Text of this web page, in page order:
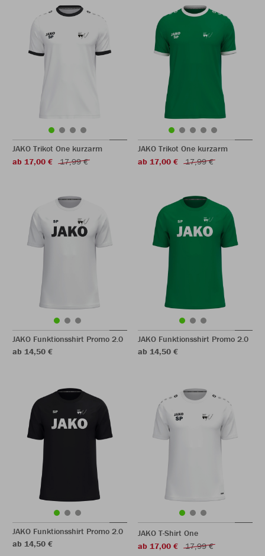
JAKO Trikot One kurzarm
ab 17,00 €
17,99 €
JAKO Trikot One kurzarm
ab 17,00 €
17,99 €
JAKO Funktionsshirt Promo 2.0
ab 14,50 €
JAKO Funktionsshirt Promo 2.0
ab 14,50 €
JAKO Funktionsshirt Promo 2.0
ab 14,50 €
JAKO T-Shirt One
ab 17,00 €
17,99 €